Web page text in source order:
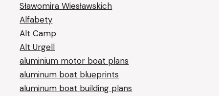
Sławomira Wiesławskich
Alfabety
Alt Camp
Alt Urgell
aluminium motor boat plans
aluminum boat blueprints
aluminum boat building plans